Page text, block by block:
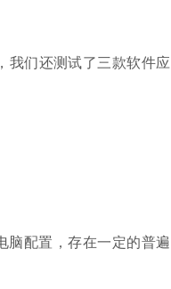
我们还测试了三款软件应
脑配置，存在一定的普遍